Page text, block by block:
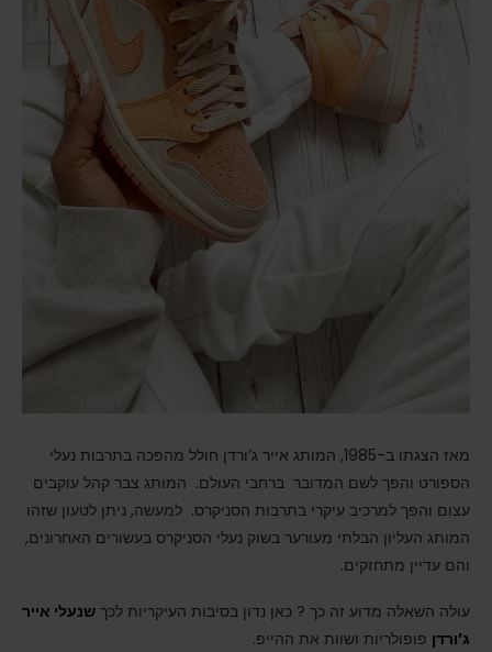
מאז הצגתו ב-1985, המותג אייר ג’ורדן חולל מהפכה בתרבות נעלי
הספורט והפך לשם המדובר ברחבי העולם. המותג צבר קהל עוקבים
עצום והפך למרכיב עיקרי בתרבות הסניקרס. למעשה, ניתן לטעון שזהו
המותג העליון הבלתי מעורער בשוק נעלי הסניקרס בעשורים האחרונים,
והם עדיין מתחזקים.
עולה השאלה מדוע זה כך ? כאן נדון בסיבות העיקריות לכך שנעלי אייר
ג’ורדן פופולריות ושוות את ההייפ.